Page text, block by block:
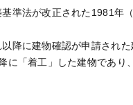
準法が改正された1981年
降に建物確認が申請された
に「着工」した建物であ